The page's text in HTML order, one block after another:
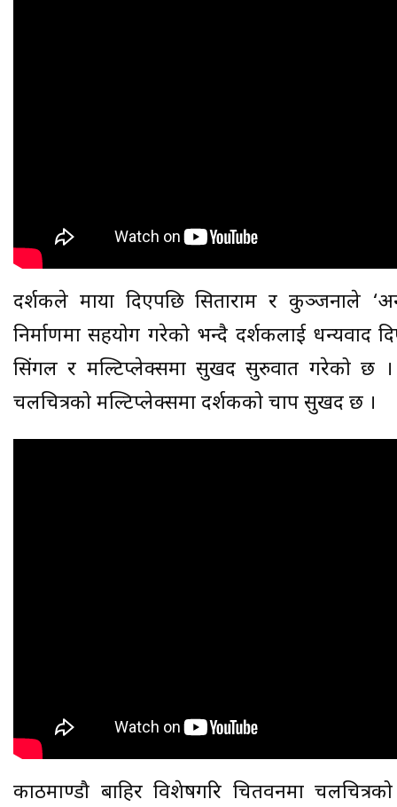
दर्शकले माया दिएपछि सिताराम र कुञ्जनाले
निर्माणमा सहयोग गरेको भन्दै दर्शकलाई धन्यवाद
सिंगल र मल्टिप्लेक्समा सुखद सुरुवात गरेको छ
चलचित्रको मल्टिप्लेक्समा दर्शकको चाप सुखद छ ।
काठमाण्डौ बाहिर विशेषगरि चितवनमा